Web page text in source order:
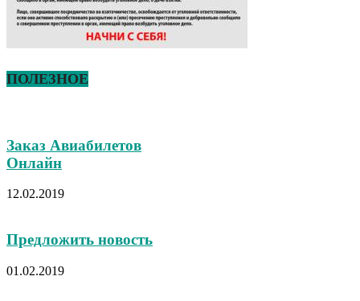
ПОЛЕЗНОЕ
Заказ Авиабилетов
Онлайн
12.02.2019
Предложить новость
01.02.2019